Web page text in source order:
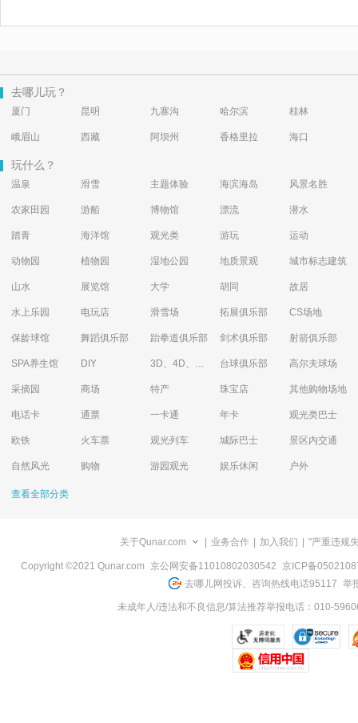
去哪儿玩？
厦门 昆明 九寨沟 哈尔滨 桂林
峨眉山 西藏 阿坝州 香格里拉 海口
玩什么？
温泉 滑雪 主题体验 海滨海岛 风景名胜
农家田园 游船 博物馆 漂流 潜水
踏青 海洋馆 观光类 游玩 运动
动物园 植物园 湿地公园 地质景观 城市标志建筑
山水 展览馆 大学 胡同 故居
水上乐园 电玩店 滑雪场 拓展俱乐部 CS场地
保龄球馆 舞蹈俱乐部 跆拳道俱乐部 剑术俱乐部 射箭俱乐部
SPA养生馆 DIY 3D、4D、5D艺术体验馆 台球俱乐部 高尔夫球场
采摘园 商场 特产 珠宝店 其他购物场地
电话卡 通票 一卡通 年卡 观光类巴士
欧铁 火车票 观光列车 城际巴士 景区内交通
自然风光 购物 游园观光 娱乐休闲 户外
查看全部分类
关于Qunar.com 业务合作 加入我们 "严重违规
Copyright ©2021 Qunar.com 京公网安备11010802030542 京ICP备
去哪儿网投诉、咨询热线电话95117 举
未成年人/违法和不良信息/算法推荐举报电话：010-